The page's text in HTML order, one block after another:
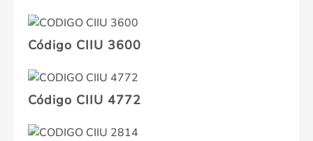
Código CIIU 3600
Código CIIU 4772